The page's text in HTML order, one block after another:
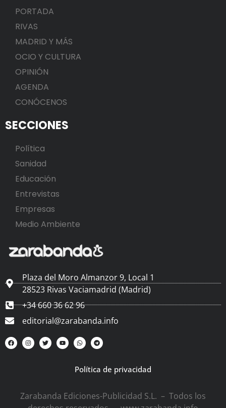
PORTADA
RIVAS
MADRID Y MÁS
OCIO Y CULTURA
OPINIÓN
AGENDA
CONÓCENOS
SECCIONES
Política
Sanidad
Educación
Entrevistas
Empresas
Medio Ambiente
Plaza del Moro Almanzor 9, Local 1
28523 Rivas Vaciamadrid (Madrid)
+34 660 36 62 96
editorial@zarabanda.info
Política de privacidad
Zarabanda Ediciones-Publicidad S.L. – Todos los